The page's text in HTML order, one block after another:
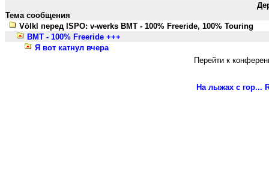
Тема сообщения
Völkl перед ISPO: v-werks BMT - 100% Freeride, 100% Touring
BMT - 100% Freeride +++
Я вот катнул вчера
Перейти к
На лыжах с гор...